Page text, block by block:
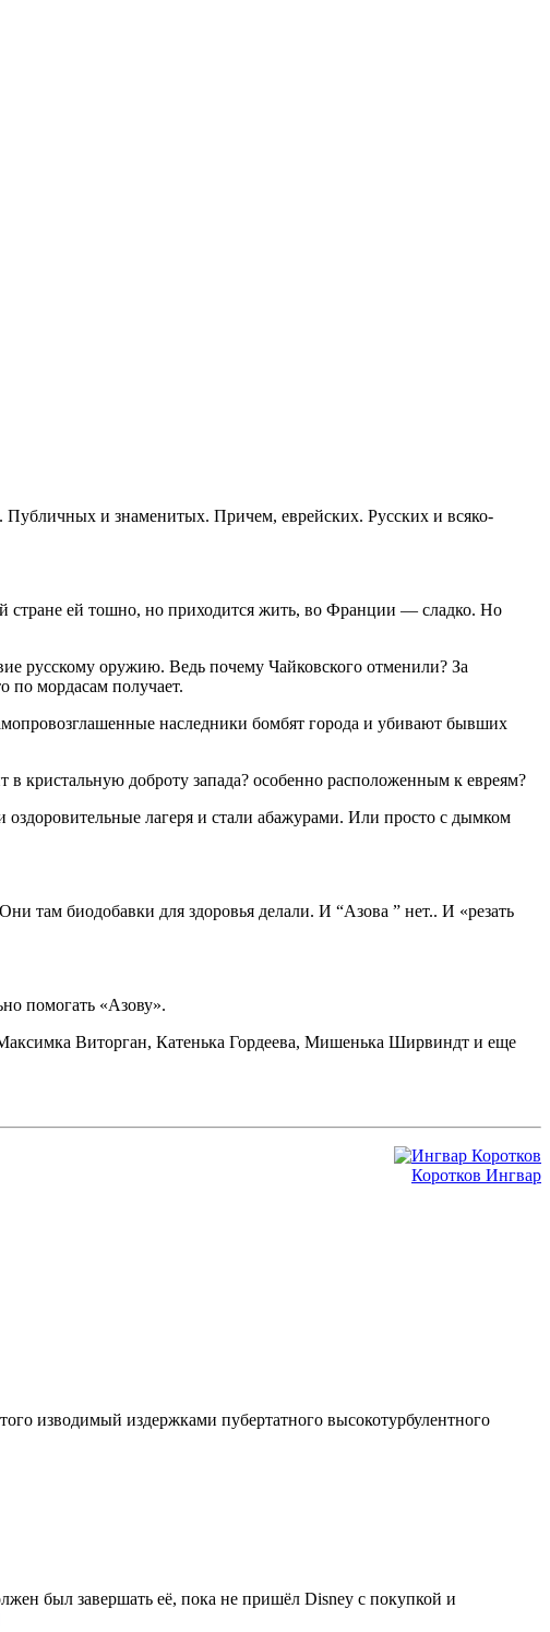
и знаменитых. Причем, еврейских. Русских и всяко-
стране ей тошно, но приходится жить, во Франции — сладко. Но
русскому оружию. Ведь почему Чайковского отменили? За
по мордасам получает.
наследники бомбят города и убивают бывших
кристальную доброту запада? особенно расположенным к евреям?
лагеря и стали абажурами. Или просто с дымком
биодобавки для здоровья делали. И “Азова ” нет.. И «резать
помогать «Азову».
Виторган, Катенька Гордеева, Мишенька Ширвиндт и еще
Коротков Ингвар
изводимый издержками пубертатного высокотурбулентного
был завершать её, пока не пришёл Disney c покупкой и